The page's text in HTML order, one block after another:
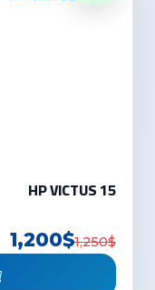
HP VICTUS 15
1,250$
1,200$